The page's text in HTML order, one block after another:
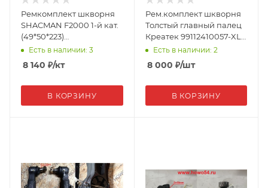
Ремкомплект шкворня
SHACMAN F2000 1-й кат.
(49*50*223)
81.44205.0057-XLB
Есть в наличии: 3
8 140 ₽/кт
В КОРЗИНУ
Рем.комплект шкворня
Толстый главный палец
Креатек 99112410057-XLB
A+ CK8140
Есть в наличии: 2
8 000 ₽/шт
В КОРЗИНУ